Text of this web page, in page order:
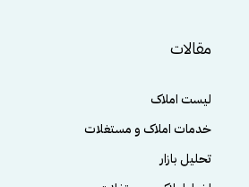
مقالات
لیست املاک
خدمات املاک و مستغلات
تحلیل بازار